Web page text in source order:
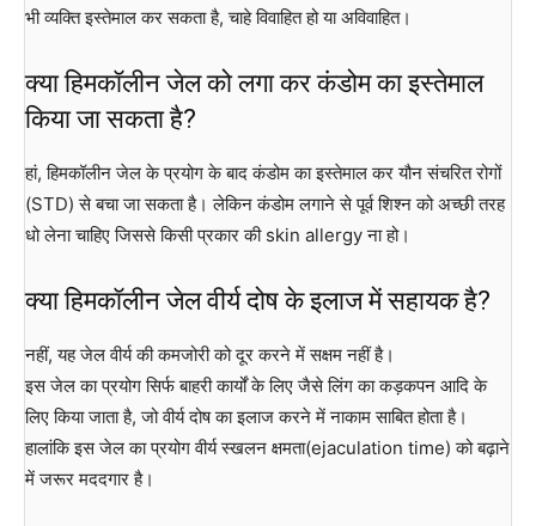
भी व्यक्ति इस्तेमाल कर सकता है, चाहे विवाहित हो या अविवाहित।
क्या हिमकॉलीन जेल को लगा कर कंडोम का इस्तेमाल
किया जा सकता है?
हां, हिमकॉलीन जेल के प्रयोग के बाद कंडोम का इस्तेमाल कर यौन संचरित रोगों
(STD) से बचा जा सकता है। लेकिन कंडोम लगाने से पूर्व शिश्न को अच्छी तरह
धो लेना चाहिए जिससे किसी प्रकार की skin allergy ना हो।
क्या हिमकॉलीन जेल वीर्य दोष के इलाज में सहायक है?
नहीं, यह जेल वीर्य की कमजोरी को दूर करने में सक्षम नहीं है।
इस जेल का प्रयोग सिर्फ बाहरी कार्यों के लिए जैसे लिंग का कड़कपन आदि के
लिए किया जाता है, जो वीर्य दोष का इलाज करने में नाकाम साबित होता है।
हालांकि इस जेल का प्रयोग वीर्य स्खलन क्षमता(ejaculation time) को बढ़ाने
में जरूर मददगार है।